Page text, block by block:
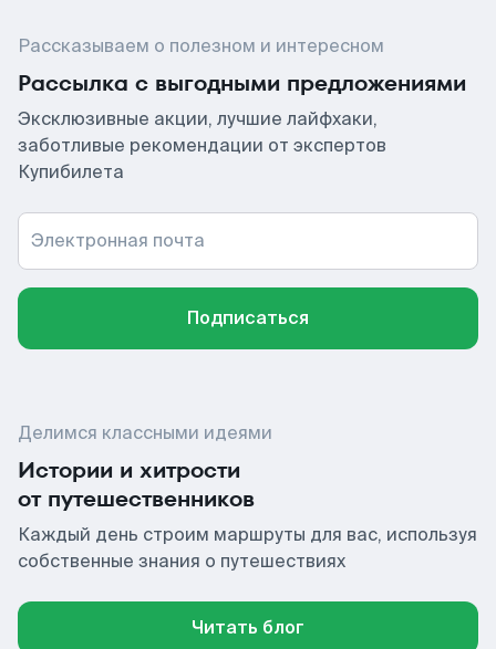
Рассказываем о полезном и интересном
Рассылка с выгодными предложениями
Эксклюзивные акции, лучшие лайфхаки,
заботливые рекомендации от экспертов
Купибилета
Электронная почта
Подписаться
Делимся классными идеями
Истории и хитрости
от путешественников
Каждый день строим маршруты для вас, используя
собственные знания о путешествиях
Читать блог